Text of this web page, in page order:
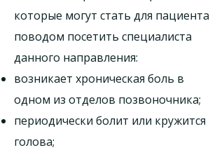
которые могут стать для пациента
поводом посетить специалиста
данного направления:
возникает хроническая боль в
одном из отделов позвоночника;
периодически болит или кружится
голова;